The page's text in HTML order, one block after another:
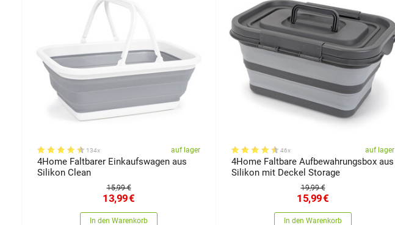
134x auf lager
4Home Faltbarer Einkaufswagen aus
Silikon Clean
15,99 €
13,99€
In den Warenkorb
46x auf lager
4Home Faltbare Aufbewahrungsbox aus
Silikon mit Deckel Storage
19,99 €
15,99€
In den Warenkorb